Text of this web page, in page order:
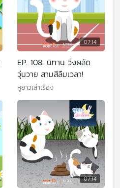
07:14
EP. 108: นิทาน วิ่งผลัด
วุ่นวาย สามสีลืมเวลา!
หูยาวเล่าเรื่อง
07:14